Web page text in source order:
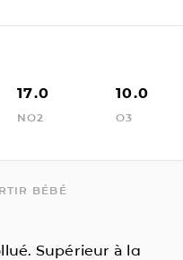
17.0
NO2
10.0
O3
BÉBÉ
Supérieur à la